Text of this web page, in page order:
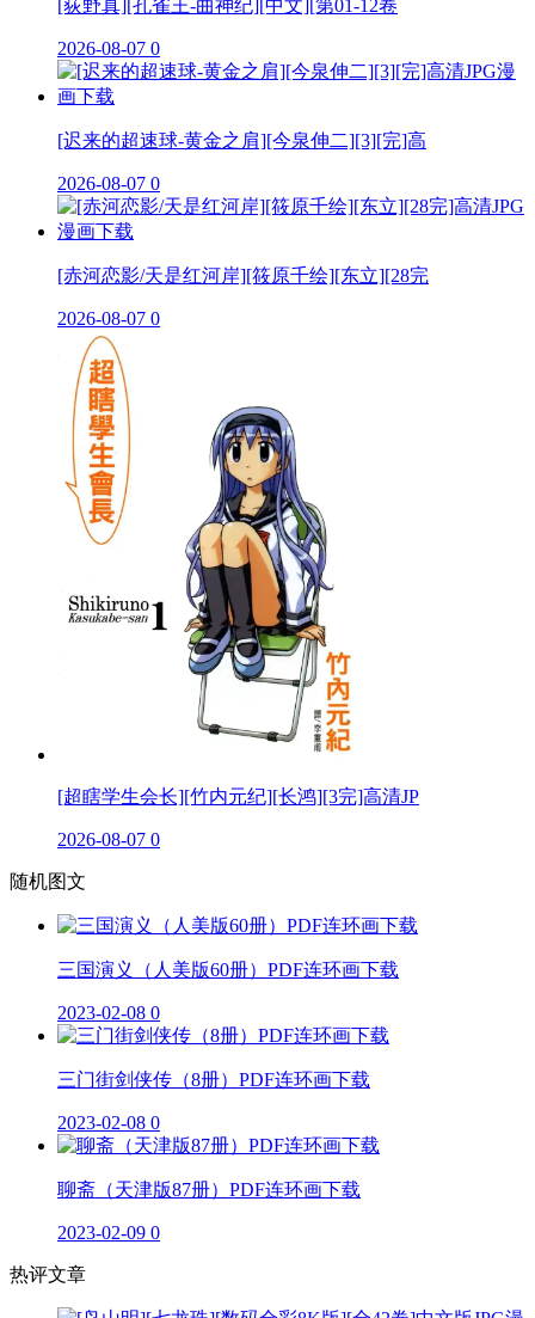
[荻野真][孔雀王-曲神纪][中文][第01-12卷
2026-08-07 0
[迟来的超速球-黄金之肩][今泉伸二][3][完]高
2026-08-07 0
[赤河恋影/天是红河岸][筱原千绘][东立][28完
2026-08-07 0
[超瞎学生会长][竹内元纪][长鸿][3完]高清JP
2026-08-07 0
随机图文
三国演义（人美版60册）PDF连环画下载
2023-02-08 0
三门街剑侠传（8册）PDF连环画下载
2023-02-08 0
聊斋（天津版87册）PDF连环画下载
2023-02-09 0
热评文章